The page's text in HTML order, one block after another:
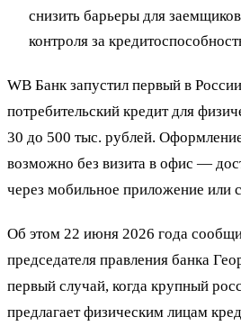
снизить барьеры для
контроля за
WB Банк запустил первый в
потребительский кредит для
30 до 500 тыс. рублей.
возможно без визита в офис —
через мобильное приложение или
Об этом 22 июня 2026 года
председателя правления банка
первый случай, когда крупный
предлагает физическим лицам